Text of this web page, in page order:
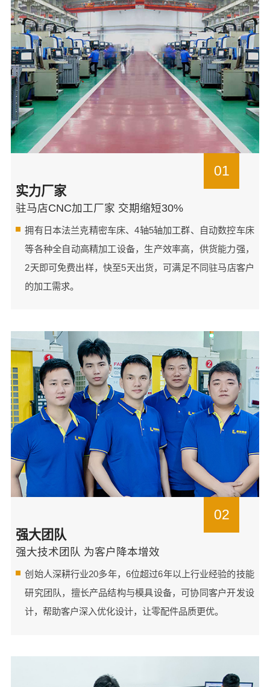
01
实力厂家
驻马店CNC加工厂家 交期缩短30%
拥有日本法兰克精密车床、4轴5轴加工群、自动数控车床
等各种全自动高精加工设备，生产效率高，供货能力强，
2天即可免费出样，快至5天出货，可满足不同驻马店客户
的加工需求。
02
强大团队
强大技术团队 为客户降本增效
创始人深耕行业20多年，6位超过6年以上行业经验的技能
研究团队，擅长产品结构与模具设备，可协同客户开发设
计，帮助客户深入优化设计，让零配件品质更优。